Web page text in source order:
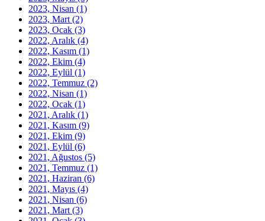
2023, Nisan (1)
2023, Mart (2)
2023, Ocak (3)
2022, Aralık (4)
2022, Kasım (1)
2022, Ekim (4)
2022, Eylül (1)
2022, Temmuz (2)
2022, Nisan (1)
2022, Ocak (1)
2021, Aralık (1)
2021, Kasım (9)
2021, Ekim (9)
2021, Eylül (6)
2021, Ağustos (5)
2021, Temmuz (1)
2021, Haziran (6)
2021, Mayıs (4)
2021, Nisan (6)
2021, Mart (3)